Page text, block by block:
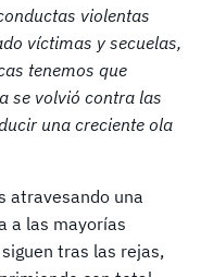
violentas
víctimas y secuelas,
tenemos que
se volvió contra las
una creciente ola
atravesando una
a las mayorías
tras las rejas,